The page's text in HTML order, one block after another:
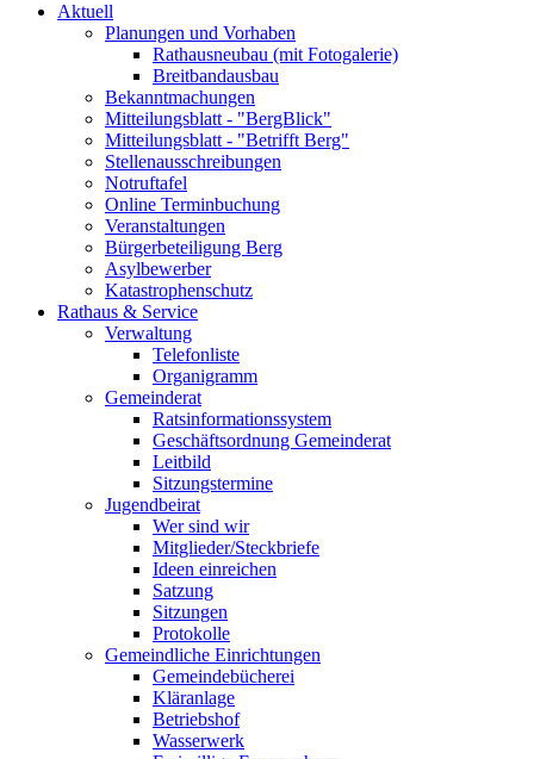
Aktuell
Planungen und Vorhaben
Rathausneubau (mit Fotogalerie)
Breitbandausbau
Bekanntmachungen
Mitteilungsblatt - "BergBlick"
Mitteilungsblatt - "Betrifft Berg"
Stellenausschreibungen
Notruftafel
Online Terminbuchung
Veranstaltungen
Bürgerbeteiligung Berg
Asylbewerber
Katastrophenschutz
Rathaus & Service
Verwaltung
Telefonliste
Organigramm
Gemeinderat
Ratsinformationssystem
Geschäftsordnung Gemeinderat
Leitbild
Sitzungstermine
Jugendbeirat
Wer sind wir
Mitglieder/Steckbriefe
Ideen einreichen
Satzung
Sitzungen
Protokolle
Gemeindliche Einrichtungen
Gemeindebücherei
Kläranlage
Betriebshof
Wasserwerk